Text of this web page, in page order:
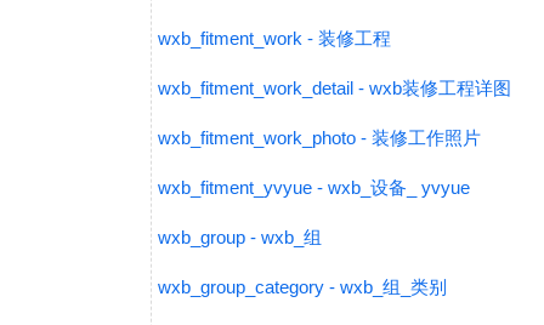
wxb_fitment_work - 装修工程
wxb_fitment_work_detail - wxb装修工程详图
wxb_fitment_work_photo - 装修工作照片
wxb_fitment_yvyue - wxb_设备_ yvyue
wxb_group - wxb_组
wxb_group_category - wxb_组_类别